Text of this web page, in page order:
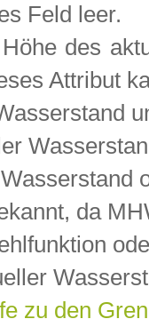
Feld leer.
des
Attribut
da
zu den